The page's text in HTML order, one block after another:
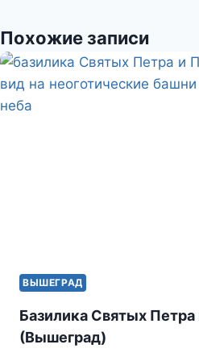
s
s
n
i
и
т
ь
Похожие записи
ВЫШЕГРАД
Базилика Святых Петра
(Вышеград)